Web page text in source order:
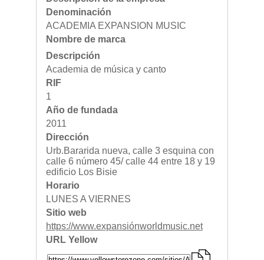
Restaurant
Supermercado y bodegones
Telecomunicaciones
Tienda para mascota
Tintoreria
Tornerias
Ventas de Vehiculos
INDUSTRIAS
Alimentaria
Armamentistica
Automovilistica
Energetica
Farmaceutica
Informatica
Mecanica
Petroquimica
Quimica
Siderurgica o Metalurgica
Transporte
Denominación
ACADEMIA EXPANSION MUSIC
Nombre de marca
Descripción
Academia de música y canto
RIF
1
Año de fundada
2011
Dirección
Urb.Bararida nueva, calle 3 esquina con
calle 6 número 45/ calle 44 entre 18 y 19
edificio Los Bisie
Horario
LUNES A VIERNES
Sitio web
https://www.expansiónworldmusic.net
URL Yellow